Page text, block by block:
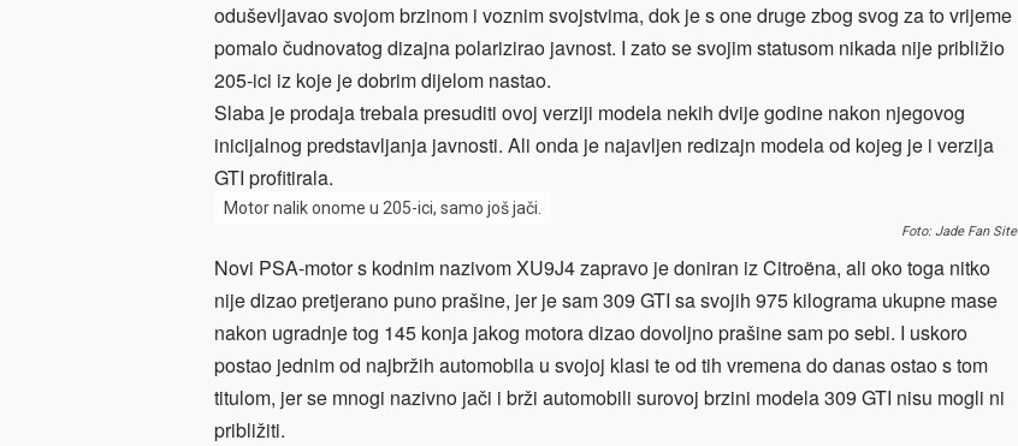
oduševljavao svojom brzinom i voznim svojstvima, dok je s one druge zbog svog za to vrijeme
pomalo čudnovatog dizajna polarizirao javnost. I zato se svojim statusom nikada nije približio
205-ici iz koje je dobrim dijelom nastao.
Slaba je prodaja trebala presuditi ovoj verziji modela nekih dvije godine nakon njegovog
inicijalnog predstavljanja javnosti. Ali onda je najavljen redizajn modela od kojeg je i verzija
GTI profitirala.
Motor nalik onome u 205-ici, samo još jači.
Foto: Jade Fan Site
Novi PSA-motor s kodnim nazivom XU9J4 zapravo je doniran iz Citroëna, ali oko toga nitko
nije dizao pretjerano puno prašine, jer je sam 309 GTI sa svojih 975 kilograma ukupne mase
nakon ugradnje tog 145 konja jakog motora dizao dovoljno prašine sam po sebi. I uskoro
postao jednim od najbržih automobila u svojoj klasi te od tih vremena do danas ostao s tom
titulom, jer se mnogi nazivno jači i brži automobili surovoj brzini modela 309 GTI nisu mogli ni
približiti.